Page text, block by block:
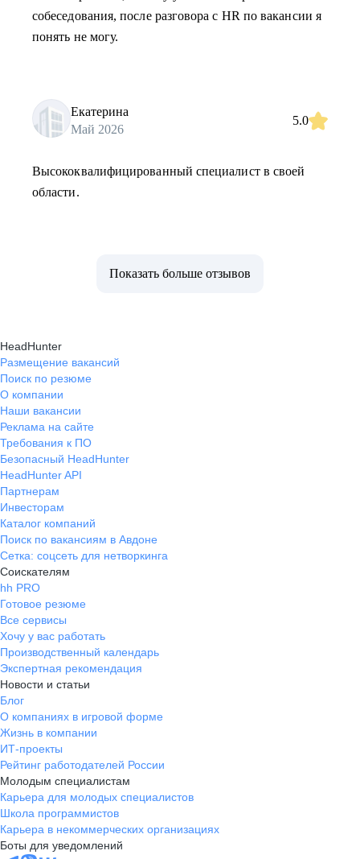
собеседования, после разговора с HR по вакансии я
понять не могу.
Екатерина
Май 2026
5.0
Высококвалифицированный специалист в своей
области.
Показать больше отзывов
HeadHunter
Размещение вакансий
Поиск по резюме
О компании
Наши вакансии
Реклама на сайте
Требования к ПО
Безопасный HeadHunter
HeadHunter API
Партнерам
Инвесторам
Каталог компаний
Поиск по вакансиям в Авдоне
Сетка: соцсеть для нетворкинга
Соискателям
hh PRO
Готовое резюме
Все сервисы
Хочу у вас работать
Производственный календарь
Экспертная рекомендация
Новости и статьи
Блог
О компаниях в игровой форме
Жизнь в компании
ИТ-проекты
Рейтинг работодателей России
Молодым специалистам
Карьера для молодых специалистов
Школа программистов
Карьера в некоммерческих организациях
Боты для уведомлений